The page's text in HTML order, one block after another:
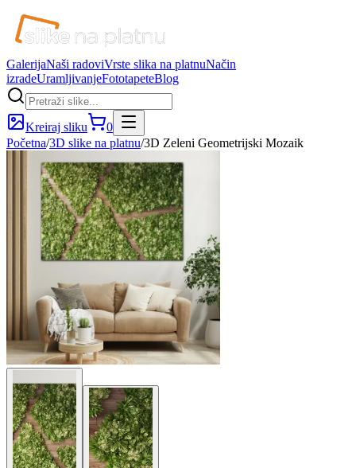
GalerijaNaši radoviVrste slika na platnuNačin
izradeUramljivanjeFototapeteBlog
Kreiraj sliku
0
Početna/3D slike na platnu/3D Zeleni Geometrijski Mozaik